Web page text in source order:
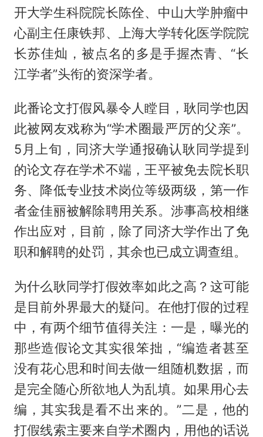
开大学生科院院长陈佺、中山大学肿瘤中
心副主任康铁邦、上海大学转化医学院院
长苏佳灿，被点名的多是手握杰青、“长
江学者”头衔的资深学者。
此番论文打假风暴令人瞠目，耿同学也因
此被网友戏称为“学术圈最严厉的父亲”。
5月上旬，同济大学通报确认耿同学提到
的论文存在学术不端，王平被免去院长职
务、降低专业技术岗位等级两级，第一作
者金佳丽被解除聘用关系。涉事高校相继
作出应对，目前，除了同济大学作出了免
职和解聘的处罚，其余也已成立调查组。
为什么耿同学打假效率如此之高？这可能
是目前外界最大的疑问。在他打假的过程
中，有两个细节值得关注：一是，曝光的
那些造假论文其实很笨拙，“编造者甚至
没有花心思和时间去做一组随机数据，而
是完全随心所欲地人为乱填。如果用心去
编，其实我是看不出来的。”二是，他的
打假线索主要来自学术圈内，用他的话说